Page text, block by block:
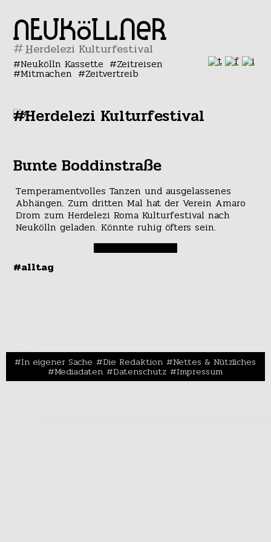
#
Neukölln Kassette Zeitreisen
Mitmachen Zeitvertreib
#Herdelezi Kulturfestival
Bunte Boddinstraße
Temperamentvolles Tanzen und ausgelassenes
Abhängen. Zum dritten Mal hat der Verein Amaro
Drom zum Herdelezi Roma Kulturfestival nach
Neukölln geladen. Könnte ruhig öfters sein.
#alltag
In eigener Sache Die Redaktion Nettes & Nützliches
Mediadaten Datenschutz Impressum